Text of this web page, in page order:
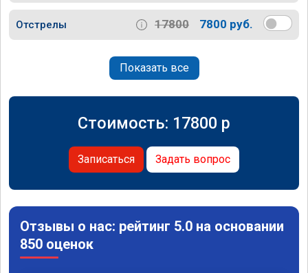
Отстрелы 17800 7800 руб.
Показать все
Стоимость: 17800 p
Записаться Задать вопрос
Отзывы о нас: рейтинг 5.0 на основании
850 оценок